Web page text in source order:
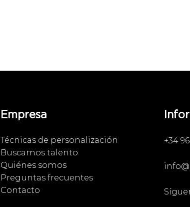
Empresa
Técnicas de personalización
Buscamos talento
Quiénes somos
Preguntas frecuentes
Contacto
+34